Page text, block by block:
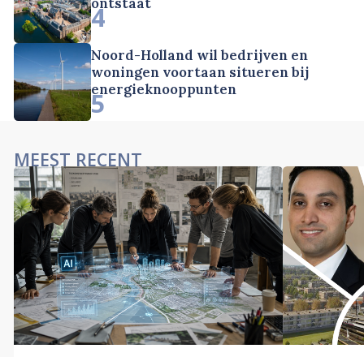
ontstaat
4
Noord-Holland wil bedrijven en
woningen voortaan situeren bij
energieknooppunten
5
MEEST RECENT